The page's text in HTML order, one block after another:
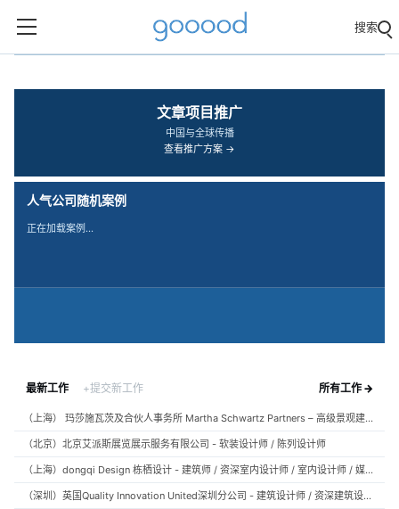
搜索
文章项目推广
中国与全球传播
查看推广方案 →
人气公司随机案例
正在加载案例…
最新工作 +提交新工作 所有工作 →
（上海） 玛莎施瓦茨及合伙人事务所 Martha Schwartz Partners – 高级景观建筑师 Senior Landscape Designer / 景观建筑师 Landscape Designer
（北京）北京艾派斯展览展示服务有限公司 - 软装设计师 / 陈列设计师
（上海）dongqi Design 栋栖设计 - 建筑师 / 资深室内设计师 / 室内设计师 / 媒体及公共关系主管 / 设计实习生（常年招聘）
（深圳）英国Quality Innovation United深圳分公司 - 建筑设计师 / 资深建筑设计师 / 室内设计师 / 设计实习生